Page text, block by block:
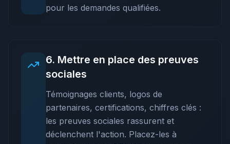
pour les demandes qualifiées.
6. Mettre en place des preuves
sociales
Témoignages clients, logos de
partenaires, certifications, chiffres clés :
les preuves sociales rassurent et
déclenchent l'action. Placez-les à